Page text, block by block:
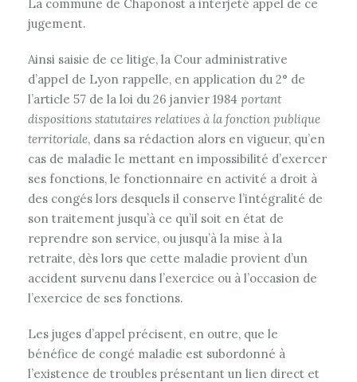
La commune de Chaponost a interjeté appel de ce
jugement.
Ainsi saisie de ce litige, la Cour administrative
d’appel de Lyon rappelle, en application du 2° de
l’article 57 de la loi du 26 janvier 1984 portant
dispositions statutaires relatives à la fonction publique
territoriale, dans sa rédaction alors en vigueur, qu’en
cas de maladie le mettant en impossibilité d’exercer
ses fonctions, le fonctionnaire en activité a droit à
des congés lors desquels il conserve l’intégralité de
son traitement jusqu’à ce qu’il soit en état de
reprendre son service, ou jusqu’à la mise à la
retraite, dès lors que cette maladie provient d’un
accident survenu dans l’exercice ou à l’occasion de
l’exercice de ses fonctions.
Les juges d’appel précisent, en outre, que le
bénéfice de congé maladie est subordonné à
l’existence de troubles présentant un lien direct et